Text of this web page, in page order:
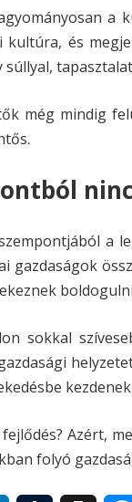
és
még mindig
a
gazdaságok
sokkal
kezdenek.
Azért,
folyó